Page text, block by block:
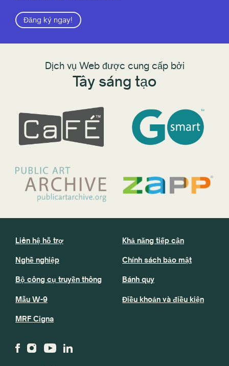
Đăng ký ngay!
Dịch vụ Web được cung cấp bởi
Tây sáng tạo
Liên hệ hỗ trợ
Nghề nghiệp
Bộ công cụ truyền thông
Mẫu W-9
MRF Cigna
Khả năng tiếp cận
Chính sách bảo mật
Bánh quy
Điều khoản và điều kiện